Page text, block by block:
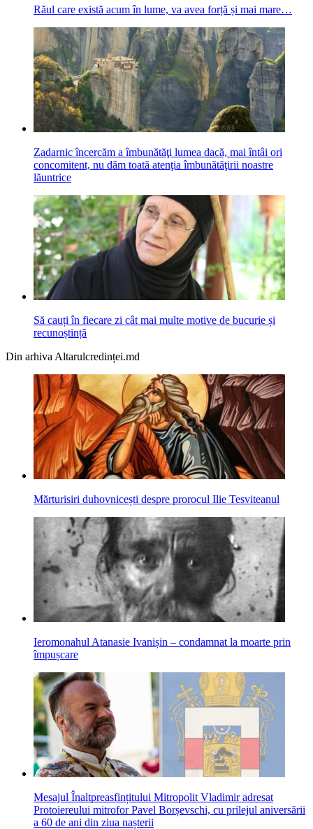
Răul care există acum în lume, va avea forță și mai mare…
Zadarnic încercăm a îmbunătăţi lumea dacă, mai întâi ori
concomitent, nu dăm toată atenţia îmbunătăţirii noastre
lăuntrice
Să cauți în fiecare zi cât mai multe motive de bucurie și
recunoștință
Din arhiva Altarulcredinței.md
Mărturisiri duhovnicești despre prorocul Ilie Tesviteanul
Ieromonahul Atanasie Ivanișin – condamnat la moarte prin
împușcare
Mesajul Înaltpreasfințitului Mitropolit Vladimir adresat
Protoiereului mitrofor Pavel Borșevschi, cu prilejul aniversării
a 60 de ani din ziua nașterii